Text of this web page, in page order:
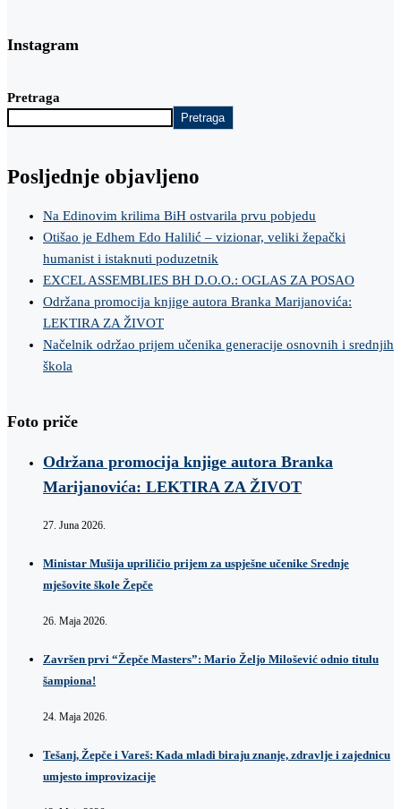
Instagram
Pretraga
Pretraga
Posljednje objavljeno
Na Edinovim krilima BiH ostvarila prvu pobjedu
Otišao je Edhem Edo Halilić – vizionar, veliki žepački
humanist i istaknuti poduzetnik
EXCEL ASSEMBLIES BH D.O.O.: OGLAS ZA POSAO
Održana promocija knjige autora Branka Marijanovića:
LEKTIRA ZA ŽIVOT
Načelnik održao prijem učenika generacije osnovnih i srednjih
škola
Foto priče
Održana promocija knjige autora Branka
Marijanovića: LEKTIRA ZA ŽIVOT
27. Juna 2026.
Ministar Mušija upriličio prijem za uspješne učenike Srednje
mješovite škole Žepče
26. Maja 2026.
Završen prvi “Žepče Masters”: Mario Željo Milošević odnio titulu
šampiona!
24. Maja 2026.
Tešanj, Žepče i Vareš: Kada mladi biraju znanje, zdravlje i zajednicu
umjesto improvizacije